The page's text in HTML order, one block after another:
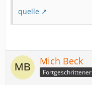
quelle
Mich Beck
Fortgeschrittener